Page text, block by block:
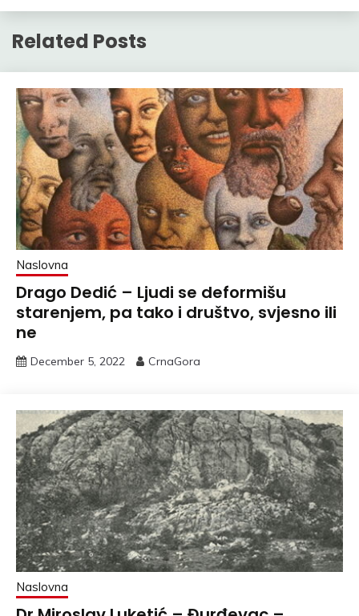
Related Posts
Naslovna
Drago Dedić – Ljudi se deformišu
starenjem, pa tako i društvo, svjesno ili
ne
December 5, 2022 CrnaGora
Naslovna